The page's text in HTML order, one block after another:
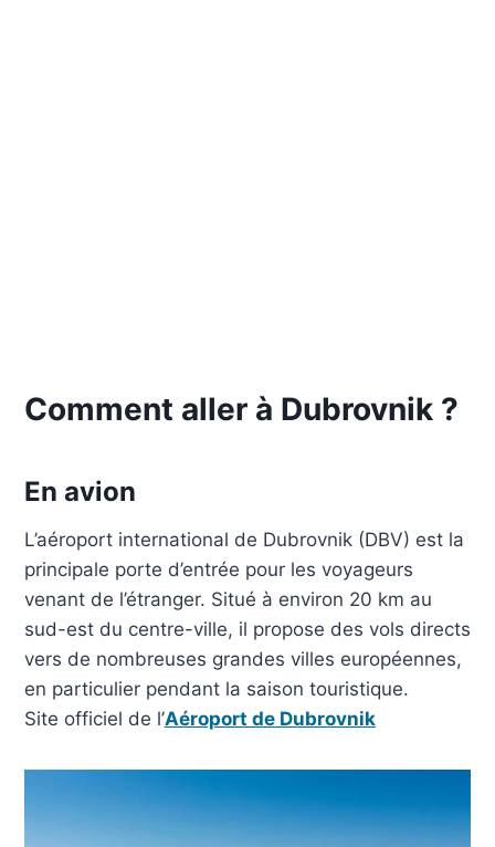
Comment aller à Dubrovnik ?
En avion
L’aéroport international de Dubrovnik (DBV) est la
principale porte d’entrée pour les voyageurs
venant de l’étranger. Situé à environ 20 km au
sud-est du centre-ville, il propose des vols directs
vers de nombreuses grandes villes européennes,
en particulier pendant la saison touristique.
Site officiel de l’Aéroport de Dubrovnik